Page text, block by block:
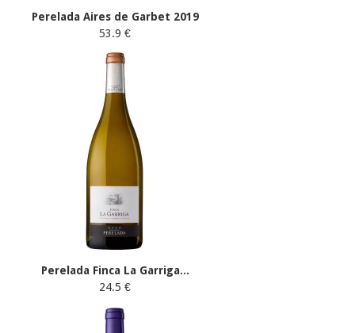
Perelada Aires de Garbet 2019
53.9 €
Perelada Finca La Garriga...
24.5 €